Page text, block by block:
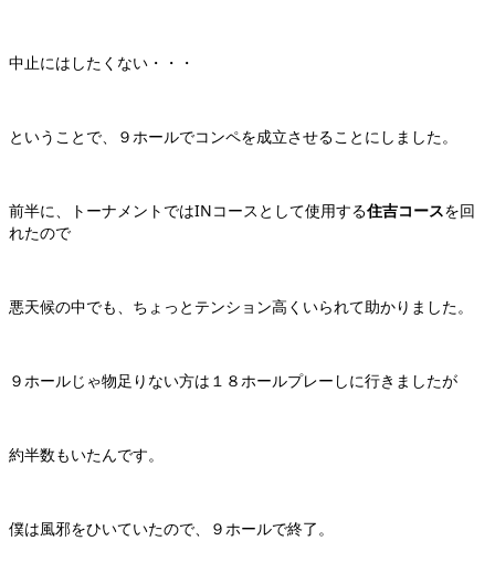
中止にはしたくない・・・
ということで、９ホールでコンペを成立させることにしました。
前半に、トーナメントではINコースとして使用する住吉コースを回
れたので
悪天候の中でも、ちょっとテンション高くいられて助かりました。
９ホールじゃ物足りない方は１８ホールプレーしに行きましたが
約半数もいたんです。
僕は風邪をひいていたので、９ホールで終了。